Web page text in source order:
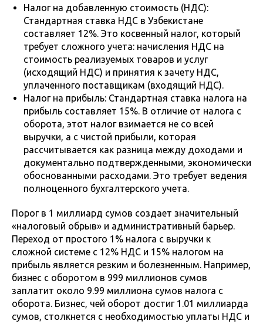
Налог на добавленную стоимость (НДС):
Стандартная ставка НДС в Узбекистане
составляет 12%. Это косвенный налог, который
требует сложного учета: начисления НДС на
стоимость реализуемых товаров и услуг
(исходящий НДС) и принятия к зачету НДС,
уплаченного поставщикам (входящий НДС).
Налог на прибыль: Стандартная ставка налога на
прибыль составляет 15%. В отличие от налога с
оборота, этот налог взимается не со всей
выручки, а с чистой прибыли, которая
рассчитывается как разница между доходами и
документально подтвержденными, экономически
обоснованными расходами. Это требует ведения
полноценного бухгалтерского учета.
Порог в 1 миллиард сумов создает значительный
«налоговый обрыв» и административный барьер.
Переход от простого 1% налога с выручки к
сложной системе с 12% НДС и 15% налогом на
прибыль является резким и болезненным. Например,
бизнес с оборотом в 999 миллионов сумов
заплатит около 9.99 миллиона сумов налога с
оборота. Бизнес, чей оборот достиг 1.01 миллиарда
сумов, столкнется с необходимостью уплаты НДС и